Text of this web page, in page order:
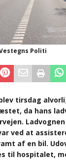
Politi
tirsdag
da hans
ved at
af en bil.
til hospitalet,